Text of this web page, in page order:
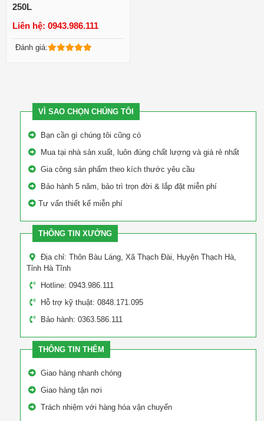
Xem chi tiết
250L
Liên hệ: 0943.986.111
Đánh giá:
VÌ SAO CHỌN CHÚNG TÔI
Bạn cần gì chúng tôi cũng có
Mua tại nhà sản xuất, luôn đúng chất lượng và giá rẻ nhất
Gia công sản phẩm theo kích thước yêu cầu
Bảo hành 5 năm, bảo trì trọn đời & lắp đặt miễn phí
Tư vấn thiết kế miễn phí
THÔNG TIN XƯỞNG
Địa chỉ: Thôn Bàu Láng, Xã Thạch Đài, Huyện Thạch Hà,
Tỉnh Hà Tĩnh
Hotline: 0943.986.111
Hỗ trợ kỹ thuật: 0848.171.095
Bảo hành: 0363.586.111
THÔNG TIN THÊM
Giao hàng nhanh chóng
Giao hàng tận nơi
Trách nhiệm với hàng hóa vận chuyển